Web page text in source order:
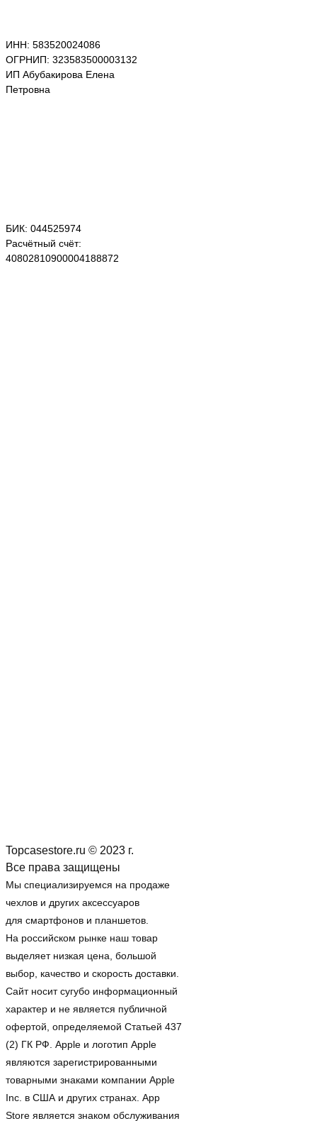
ИНН: 583520024086
ОГРНИП: 323583500003132
ИП Абубакирова Елена
Петровна
БИК: 044525974
Расчётный счёт:
40802810900004188872
Topcasestore.ru © 2023 г.
Все права защищены
Мы специализируемся на продаже
чехлов и других аксессуаров
для смартфонов и планшетов.
На российском рынке наш товар
выделяет низкая цена, большой
выбор, качество и скорость доставки.
Сайт носит сугубо информационный
характер и не является публичной
офертой, определяемой Статьей 437
(2) ГК РФ. Apple и логотип Apple
являются зарегистрированными
товарными знаками компании Apple
Inc. в США и других странах. App
Store является знаком обслуживания